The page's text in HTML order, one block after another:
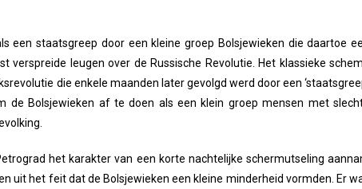
een staatsgreep door een kleine groep Bolsjewieken die daartoe
leugen over de Russische Revolutie. Het klassieke
die enkele maanden later gevolgd werd door een
de Bolsjewieken af te doen als een klein groep mensen met
het karakter van een korte nachtelijke schermutseling
uit het feit dat de Bolsjewieken een kleine minderheid vormden. Er